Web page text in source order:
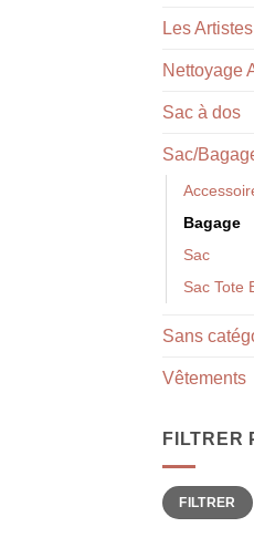
Les Artistes
Nettoyage
Sac à dos
Sac/
Bagage
Sac
Sac Tote
Sans
Vêtements
FILTRER
Prix
min
Prix
maxFILTRER